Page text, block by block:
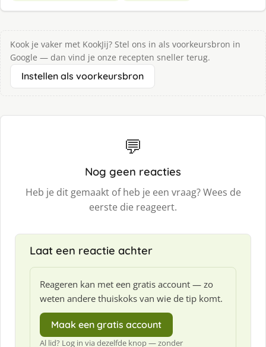
Kook je vaker met KookJij? Stel ons in als voorkeursbron in
Google — dan vind je onze recepten sneller terug.
Instellen als voorkeursbron
💬
Nog geen reacties
Heb je dit gemaakt of heb je een vraag? Wees de
eerste die reageert.
Laat een reactie achter
Reageren kan met een gratis account — zo
weten andere thuiskoks van wie de tip komt.
Maak een gratis account
Al lid? Log in via dezelfde knop — zonder